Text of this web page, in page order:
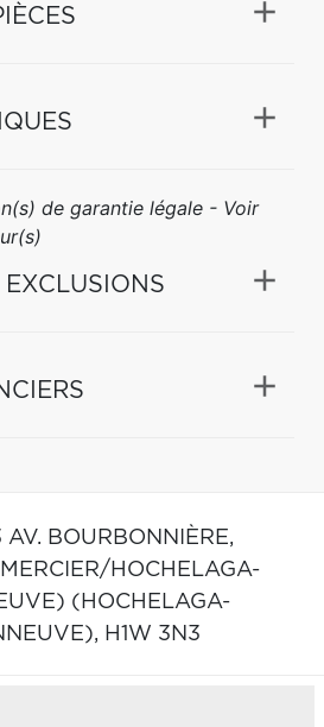
de garantie légale - Voir
EXCLUSIONS
AV. BOURBONNIÈRE,
HOCHELAGA-
(HOCHELAGA-
H1W 3N3